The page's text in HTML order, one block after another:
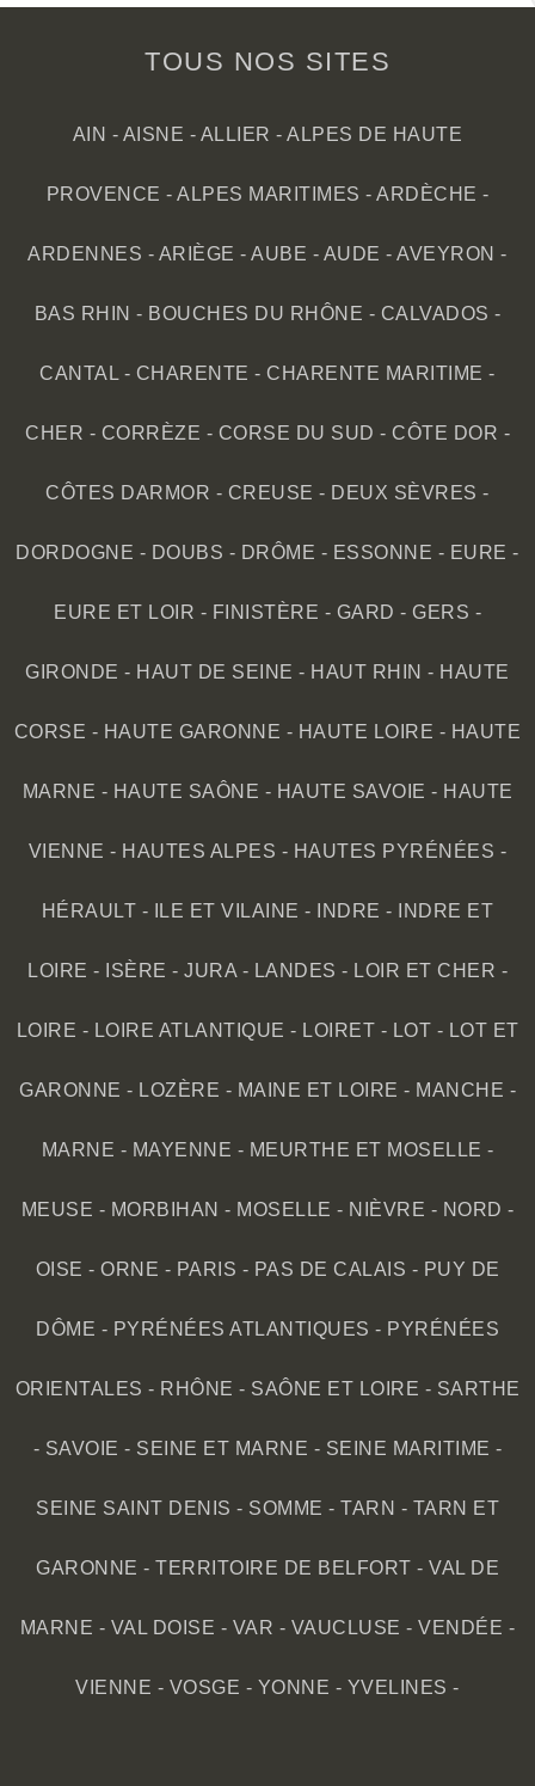
TOUS NOS SITES
AIN - AISNE - ALLIER -ALPES DE HAUTE
PROVENCE - ALPES MARITIMES - ARDÈCHE -
ARDENNES - ARIÈGE -AUBE - AUDE -AVEYRON -
BAS RHIN - BOUCHES DU RHÔNE - CALVADOS -
CANTAL - CHARENTE -CHARENTE MARITIME -
CHER - CORRÈZE - CORSE DU SUD - CÔTE DOR -
CÔTES DARMOR - CREUSE - DEUX SÈVRES -
DORDOGNE - DOUBS - DRÔME - ESSONNE - EURE -
EURE ET LOIR - FINISTÈRE - GARD - GERS -
GIRONDE - HAUT DE SEINE - HAUT RHIN - HAUTE
CORSE - HAUTE GARONNE - HAUTE LOIRE - HAUTE
MARNE - HAUTE SAÔNE - HAUTE SAVOIE - HAUTE
VIENNE - HAUTES ALPES - HAUTES PYRÉNÉES -
HÉRAULT - ILE ET VILAINE - INDRE - INDRE ET
LOIRE - ISÈRE - JURA - LANDES - LOIR ET CHER -
LOIRE - LOIRE ATLANTIQUE - LOIRET - LOT - LOT ET
GARONNE - LOZÈRE - MAINE ET LOIRE - MANCHE -
MARNE - MAYENNE - MEURTHE ET MOSELLE -
MEUSE - MORBIHAN - MOSELLE - NIÈVRE - NORD -
OISE - ORNE - PARIS - PAS DE CALAIS - PUY DE
DÔME - PYRÉNÉES ATLANTIQUES - PYRÉNÉES
ORIENTALES - RHÔNE - SAÔNE ET LOIRE - SARTHE
- SAVOIE - SEINE ET MARNE - SEINE MARITIME -
SEINE SAINT DENIS - SOMME - TARN - TARN ET
GARONNE - TERRITOIRE DE BELFORT - VAL DE
MARNE - VAL DOISE - VAR - VAUCLUSE -VENDÉE -
VIENNE - VOSGE - YONNE - YVELINES -